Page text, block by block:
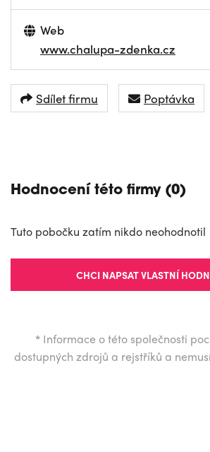
Web
www.chalupa-zdenka.cz
Sdílet firmu Poptávka
Hodnocení této firmy (0)
Tuto pobočku zatím nikdo neohodnotil
CHCI NAPSAT VLASTNÍ
* Informace o této společnosti
dostupných zdrojů a rejstříků a